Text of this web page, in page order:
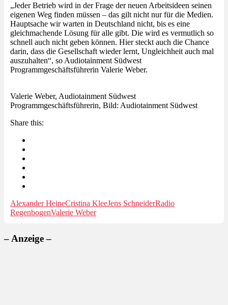
„Jeder Betrieb wird in der Frage der neuen Arbeitsideen seinen
eigenen Weg finden müssen – das gilt nicht nur für die Medien.
Hauptsache wir warten in Deutschland nicht, bis es eine
gleichmachende Lösung für alle gibt. Die wird es vermutlich so
schnell auch nicht geben können. Hier steckt auch die Chance
darin, dass die Gesellschaft wieder lernt, Ungleichheit auch mal
auszuhalten“, so Audiotainment Südwest
Programmgeschäftsführerin Valerie Weber.
Valerie Weber, Audiotainment Südwest
Programmgeschäftsführerin, Bild: Audiotainment Südwest
Share this:
Alexander HeineCristina KleeJens SchneiderRadio
RegenbogenValerie Weber
– Anzeige –